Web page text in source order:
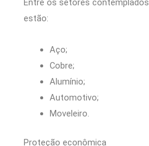
Entre os setores
estão:
Aço;
Cobre;
Alumínio;
Automotivo;
Moveleiro.
Proteção econômica